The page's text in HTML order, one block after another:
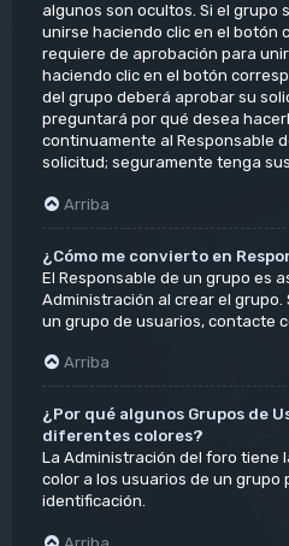
algunos son ocultos. Si el grupo
unirse haciendo clic en el botón
requiere de aprobación para
haciendo clic en el botón
del grupo deberá aprobar su
preguntará por qué desea
continuamente al Responsable
solicitud; seguramente tenga
Arriba
¿Cómo me convierto en
El Responsable de un grupo es
Administración al crear el
un grupo de usuarios, contacte
Arriba
¿Por qué algunos Grupos de
diferentes colores?
La Administración del foro tiene
color a los usuarios de un grupo
identificación.